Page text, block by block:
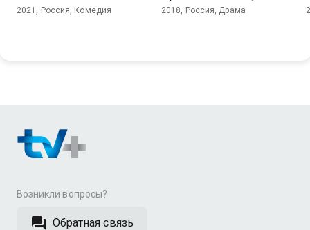
2021, Россия, Комедия 2018, Россия, Драма
Возникли вопросы?
Обратная связь